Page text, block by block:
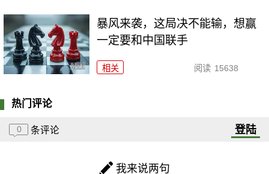
暴风来袭，这局决不能输，想赢
一定要和中国联手
相关 阅读 15638
热门评论
0 条评论 登陆
我来说两句